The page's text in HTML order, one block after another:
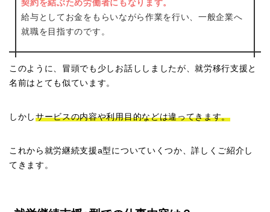
契約を結ぶため労働者にもなります。
給与としてお金をもらいながら作業を行い、一般企業へ
就職を目指すのです。
このように、冒頭でも少しお話ししましたが、就労移行支援と
名前はとても似ています。
しかしサービスの内容や利用目的などは違ってきます。
これから就労継続支援a型についていくつか、詳しくご紹介し
てきます。